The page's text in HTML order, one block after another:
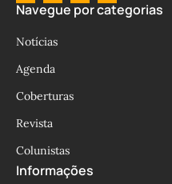
Navegue por categorias
Notícias
Agenda
Coberturas
Revista
Colunistas
Informações